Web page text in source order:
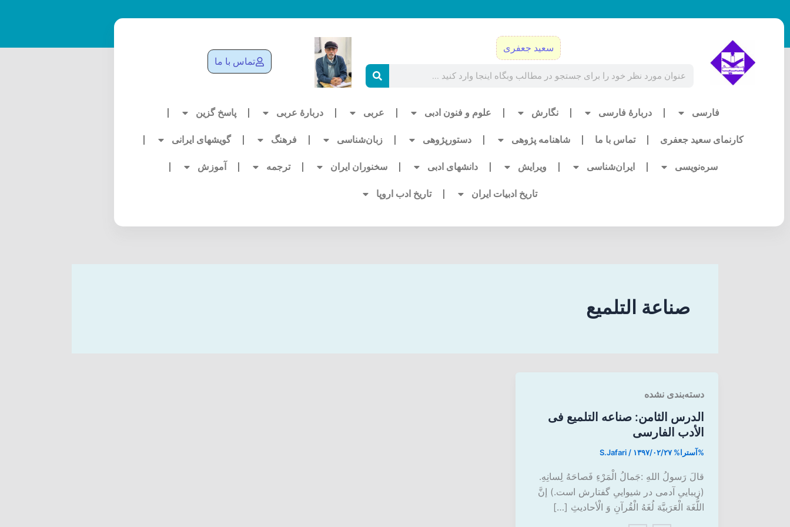
به
سعید جعفری
تماس با ما
فارسی دربارۀ فارسی نگارش علوم و فنون ادبی عربی دربارۀ عربی پاسخ گزین
کارنمای سعید جعفری تماس با ما شاهنامه پژوهی دستورپژوهی زبان‌شناسی فرهنگ گویشهای ایرانی
سره‌نویسی ایران‌شناسی ویرایش دانشهای ادبی سخنوران ایران ترجمه آموزش
تاریخ ادبیات ایران تاریخ ادب اروپا
صناعة التلمیع
دسته‌بندی نشده
الدرس الثامن: صناعه التلمیع فی
الأدب الفارسی
%آسترا% S.Jafari / ۱۳۹۷/۰۲/۲۷
قالَ رَسولُ اللهِ :جَمالُ الْمَرْءِ فَصاحَهُ لِسانِهِ.
(زیباییِ آدمی در شیواییِ گفتارش است.) إنَّ
اللُّغَهَ الْعَرَبیَّهَ لُغَهُ الْقُرآنِ وَ الْأحادیثِ […]